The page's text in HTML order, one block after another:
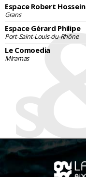
Espace Robert Hossein
Grans
Espace Gérard Philipe
Port-Saint-Louis-du-Rhône
Le Comoedia
Miramas